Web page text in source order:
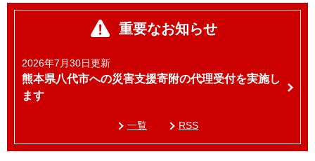
重要なお知らせ
2026年7月30日更新
熊本県八代市への災害支援寄附の代理受付を実施し
ます
一覧 RSS